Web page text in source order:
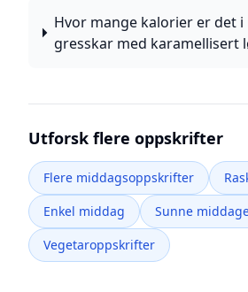
Hvor mange kalorier er det
gresskar med karamellisert
Utforsk flere oppskrifter
Flere middagsoppskrifter
Enkel middag
Sunne
Vegetaroppskrifter